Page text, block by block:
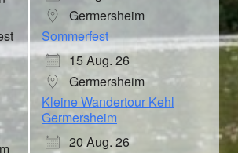
Germersheim
Sommerfest
15 Aug. 26
Germersheim
Kleine Wandertour Kehl
Germersheim
20 Aug. 26